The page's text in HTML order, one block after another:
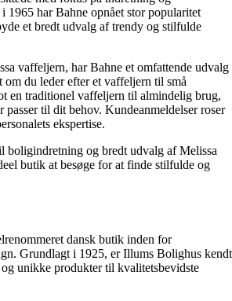
1965 har Bahne opnået stor popularitet
et bredt udvalg af trendy og stilfulde
vaffeljern, har Bahne et omfattende udvalg
om du leder efter et vaffeljern til små
en traditionel vaffeljern til almindelig brug,
passer til dit behov. Kundeanmeldelser roser
ekspertise.
boligindretning og bredt udvalg af Melissa
butik at besøge for at finde stilfulde og
dansk butik inden for
Grundlagt i 1925, er Illums Bolighus kendt
unikke produkter til kvalitetsbevidste